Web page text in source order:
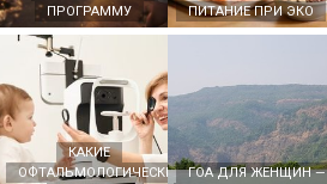
ПРОГРАММУ
ПИТАНИЕ ПРИ ЭКО
КАКИЕ
ОФТАЛЬМОЛОГИЧЕСКИЕ ГОА ДЛЯ ЖЕНЩИН —